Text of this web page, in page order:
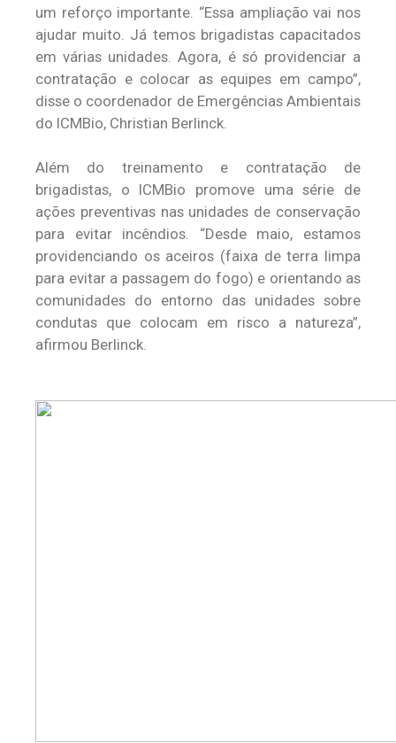
um reforço importante. “Essa ampliação vai nos
ajudar muito. Já temos brigadistas capacitados
em várias unidades. Agora, é só providenciar a
contratação e colocar as equipes em campo”,
disse o coordenador de Emergências Ambientais
do ICMBio, Christian Berlinck.
Além do treinamento e contratação de
brigadistas, o ICMBio promove uma série de
ações preventivas nas unidades de conservação
para evitar incêndios. “Desde maio, estamos
providenciando os aceiros (faixa de terra limpa
para evitar a passagem do fogo) e orientando as
comunidades do entorno das unidades sobre
condutas que colocam em risco a natureza”,
afirmou Berlinck.